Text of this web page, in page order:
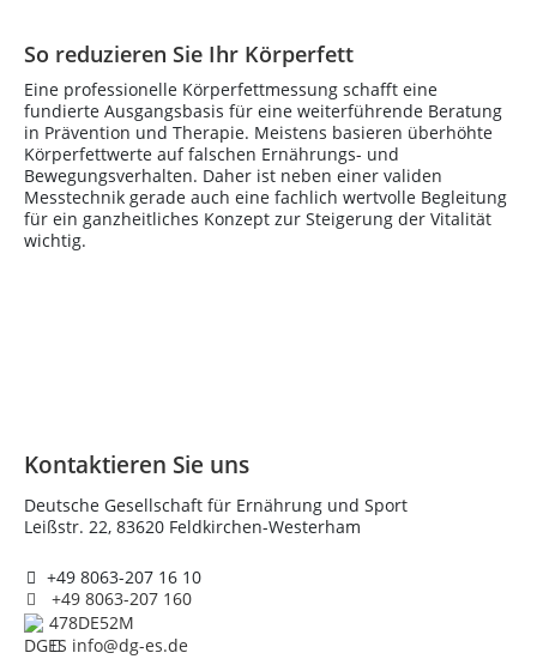
So reduzieren Sie Ihr Körperfett
Eine professionelle Körperfettmessung schafft eine
fundierte Ausgangsbasis für eine weiterführende Beratung
in Prävention und Therapie. Meistens basieren überhöhte
Körperfettwerte auf falschen Ernährungs- und
Bewegungsverhalten. Daher ist neben einer validen
Messtechnik gerade auch eine fachlich wertvolle Begleitung
für ein ganzheitliches Konzept zur Steigerung der Vitalität
wichtig.
Kontaktieren Sie uns
Deutsche Gesellschaft für Ernährung und Sport
Leißstr. 22, 83620 Feldkirchen-Westerham
+49 8063-207 16 10
+49 8063-207 160
478DE52M
info@dg-es.de